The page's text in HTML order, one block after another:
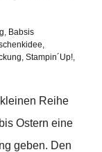
, Babsis
,
, Stampin´Up!,
Reihe
Ostern eine
geben. Den